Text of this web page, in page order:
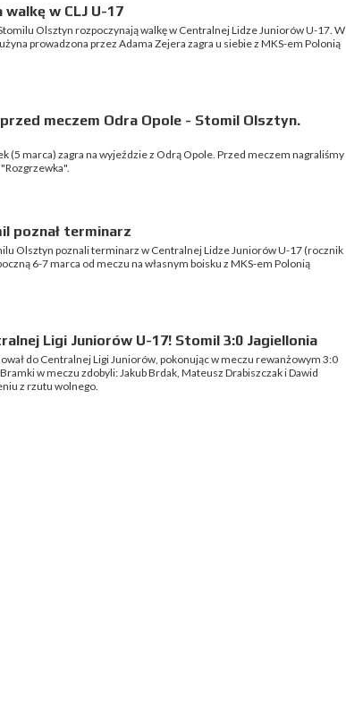
w CLJ U-17
Olsztyn rozpoczynają walkę w Centralnej Lidze Juniorów U-17. W
prowadzona przez Adama Zejera zagra u siebie z MKS-em Polonią
meczem Odra Opole - Stomil Olsztyn.
(5 marca) zagra na wyjeździe z Odrą Opole. Przed meczem nagraliśmy
poznał terminarz
Olsztyn poznali terminarz w Centralnej Lidze Juniorów U-17 (rocznik
6-7 marca od meczu na własnym boisku z MKS-em Polonią
Ligi Juniorów U-17! Stomil 3:0 Jagiellonia
do Centralnej Ligi Juniorów, pokonując w meczu rewanżowym 3:0
w meczu zdobyli: Jakub Brdak, Mateusz Drabiszczak i Dawid
z rzutu wolnego.